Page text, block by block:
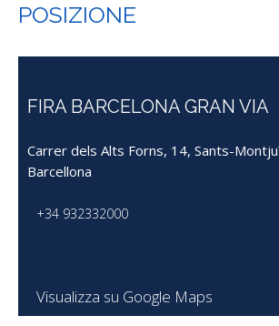
POSIZIONE
FIRA BARCELONA GRAN VIA
Carrer dels Alts Forns, 14, Sants-
Barcellona
+34 932332000
Visualizza su Google Maps